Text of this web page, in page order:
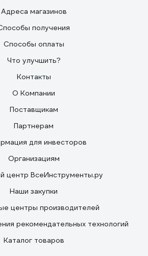
Адреса магазинов
получения
Способы оплаты
Что улучшить?
Контакты
О Компании
Поставщикам
Партнерам
для инвесторов
Организациям
центр ВсеИнструменты.ру
Наши закупки
центры производителей
рекомендательных технологий
Каталог товаров